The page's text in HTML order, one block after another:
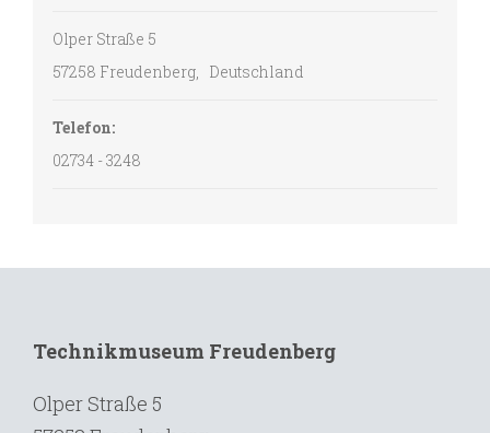
Olper Straße 5
57258 Freudenberg, Deutschland
Telefon:
02734 - 3248
Technikmuseum Freudenberg
Olper Straße 5